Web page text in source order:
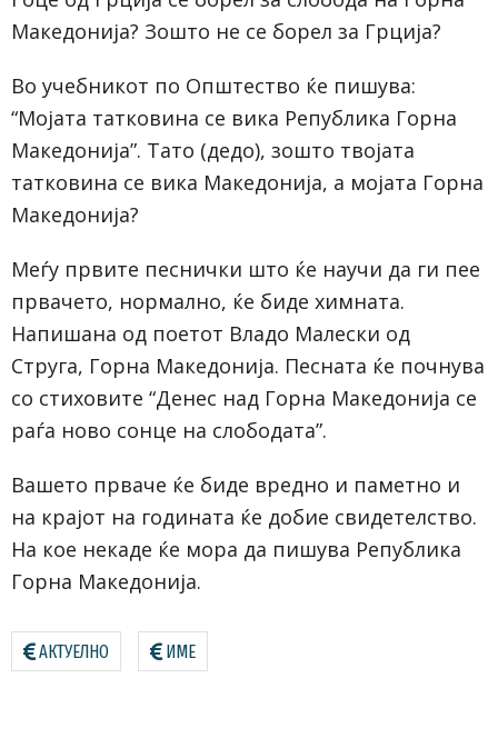
Македонија? Зошто не се борел за Грција?
Во учебникот по Општество ќе пишува:
“Мојата татковина се вика Република Горна
Македонија”. Тато (дедо), зошто твојата
татковина се вика Македонија, а мојата Горна
Македонија?
Меѓу првите песнички што ќе научи да ги пее
првачето, нормално, ќе биде химната.
Напишана од поетот Владо Малески од
Струга, Горна Македонија. Песната ќе почнува
со стиховите “Денес над Горна Македонија се
раѓа ново сонце на слободата”.
Вашето прваче ќе биде вредно и паметно и
на крајот на годината ќе добие свидетелство.
На кое некаде ќе мора да пишува Република
Горна Македонија.
АКТУЕЛНО ИМЕ